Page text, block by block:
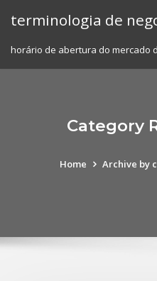
terminologia de
horário de abertura do mercado
Category
Home Archive by